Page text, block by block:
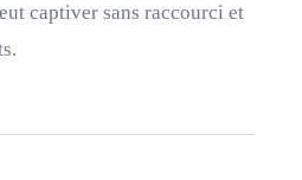
captiver sans raccourci et